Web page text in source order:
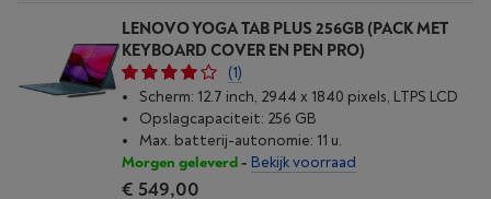
LENOVO YOGA TAB PLUS 256GB (PACK MET
KEYBOARD COVER EN PEN PRO)
(1)
Scherm: 12.7 inch, 2944 x 1840 pixels, LTPS LCD
Opslagcapaciteit: 256 GB
Max. batterij-autonomie: 11 u.
Morgen geleverd- Bekijk voorraad
€ 549,00